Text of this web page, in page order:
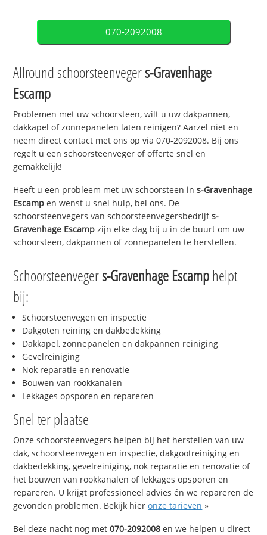
070-2092008
Allround schoorsteenvegers-Gravenhage
Escamp
Problemen met uw schoorsteen, wilt u uw dakpannen,
dakkapel of zonnepanelen laten reinigen? Aarzel niet en
neem direct contact met ons op via 070-2092008. Bij ons
regelt u een schoorsteenveger of offerte snel en
gemakkelijk!
Heeft u een probleem met uw schoorsteen ins-Gravenhage
Escamp en wenst u snel hulp, bel ons. De
schoorsteenvegers van schoorsteenvegersbedrijfs-
Gravenhage Escamp zijn elke dag bij u in de buurt om uw
schoorsteen, dakpannen of zonnepanelen te herstellen.
Schoorsteenvegers-Gravenhage Escamphelpt
bij:
Schoorsteenvegen en inspectie
Dakgoten reining en dakbedekking
Dakkapel, zonnepanelen en dakpannen reiniging
Gevelreiniging
Nok reparatie en renovatie
Bouwen van rookkanalen
Lekkages opsporen en repareren
Snel ter plaatse
Onze schoorsteenvegers helpen bij het herstellen van uw
dak, schoorsteenvegen en inspectie, dakgootreiniging en
dakbedekking, gevelreiniging, nok reparatie en renovatie of
het bouwen van rookkanalen of lekkages opsporen en
repareren. U krijgt professioneel advies én we repareren de
gevonden problemen. Bekijk hieronze tarieven »
Bel deze nacht nog met070-2092008 en we helpen u direct